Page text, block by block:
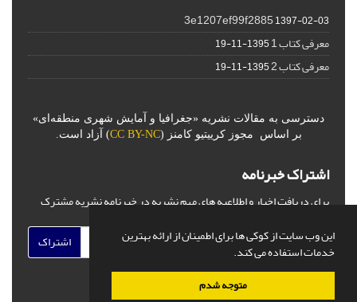
این وب سایت از کوکی ها برای اطمینان از ارائه بهترین
خدمات استفاده می کند.
متوجه شدم
3e1207ef99f28851397-02-03
معرفی کتاب 1 1395-11-19
معرفی کتاب 2 1395-11-19
دسترسی به مقالات نشریه «جغرافیا و آمایش شهری منطقه‌ای»
بر اساس مجوز کرییتیو کامنز (CC BY-NC) آزاد است.
اشتراک خبرنامه
برای دریافت اخبار و اطلاعیه های مهم نشریه در خبرنامه نشریه مشترک
اشتراک